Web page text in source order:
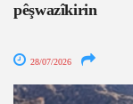
pêşwazîkirin
28/07/2026